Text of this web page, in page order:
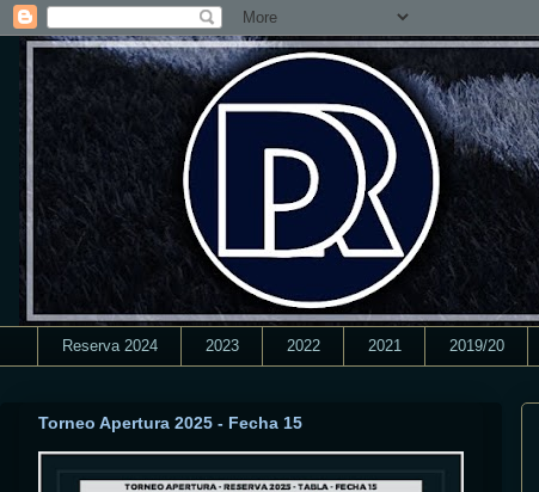
Reserva 2024 2023 2022 2021 2019/20
Torneo Apertura 2025 - Fecha 15